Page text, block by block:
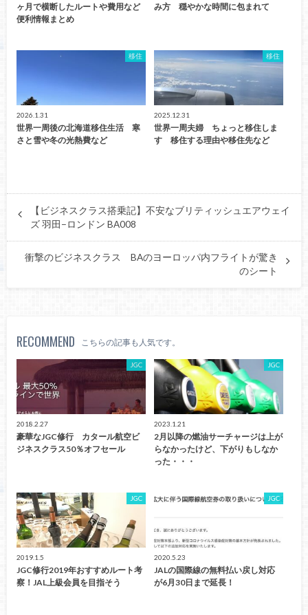
ヶ月で横断したルートや費用など
便利情報まとめ
み方 穏やかな時間に包まれて
移住
2026.1.31
世界一周後の北海道移住生活 寒
さと雪や冬の光熱費など
移住
2025.12.31
世界一周夫婦 ちょっと移住しま
す 移住する理由や移住先など
【ビジネスクラス搭乗記】不安なブリティッシュエアウェイ
ズ 羽田−ロンドン BA008
衝撃のビジネスクラス BAのヨーロッパ内フライトが驚き
のシート
RECOMMEND こちらの記事も人気です。
JGC
2018.2.27
豪華なJGC修行 カタール航空ビ
ジネスクラス50％オフセール
JGC
2023.1.21
2月以降の燃油サーチャージは上が
らなかったけど、下がりもしなか
った・・・
JGC
2019.1.5
JGC修行2019年おすすめルート考
察！JAL上級会員を目指そう
JGC
2020.5.23
JALの国際線の無料払い戻し対応
が6月30日まで延長！